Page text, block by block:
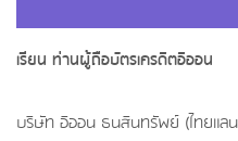
เรียน ท่านผู้ถือบัตรเครดิตอิออน
บริษัท อิออน ธนสินทรัพย์ (ไทยแล